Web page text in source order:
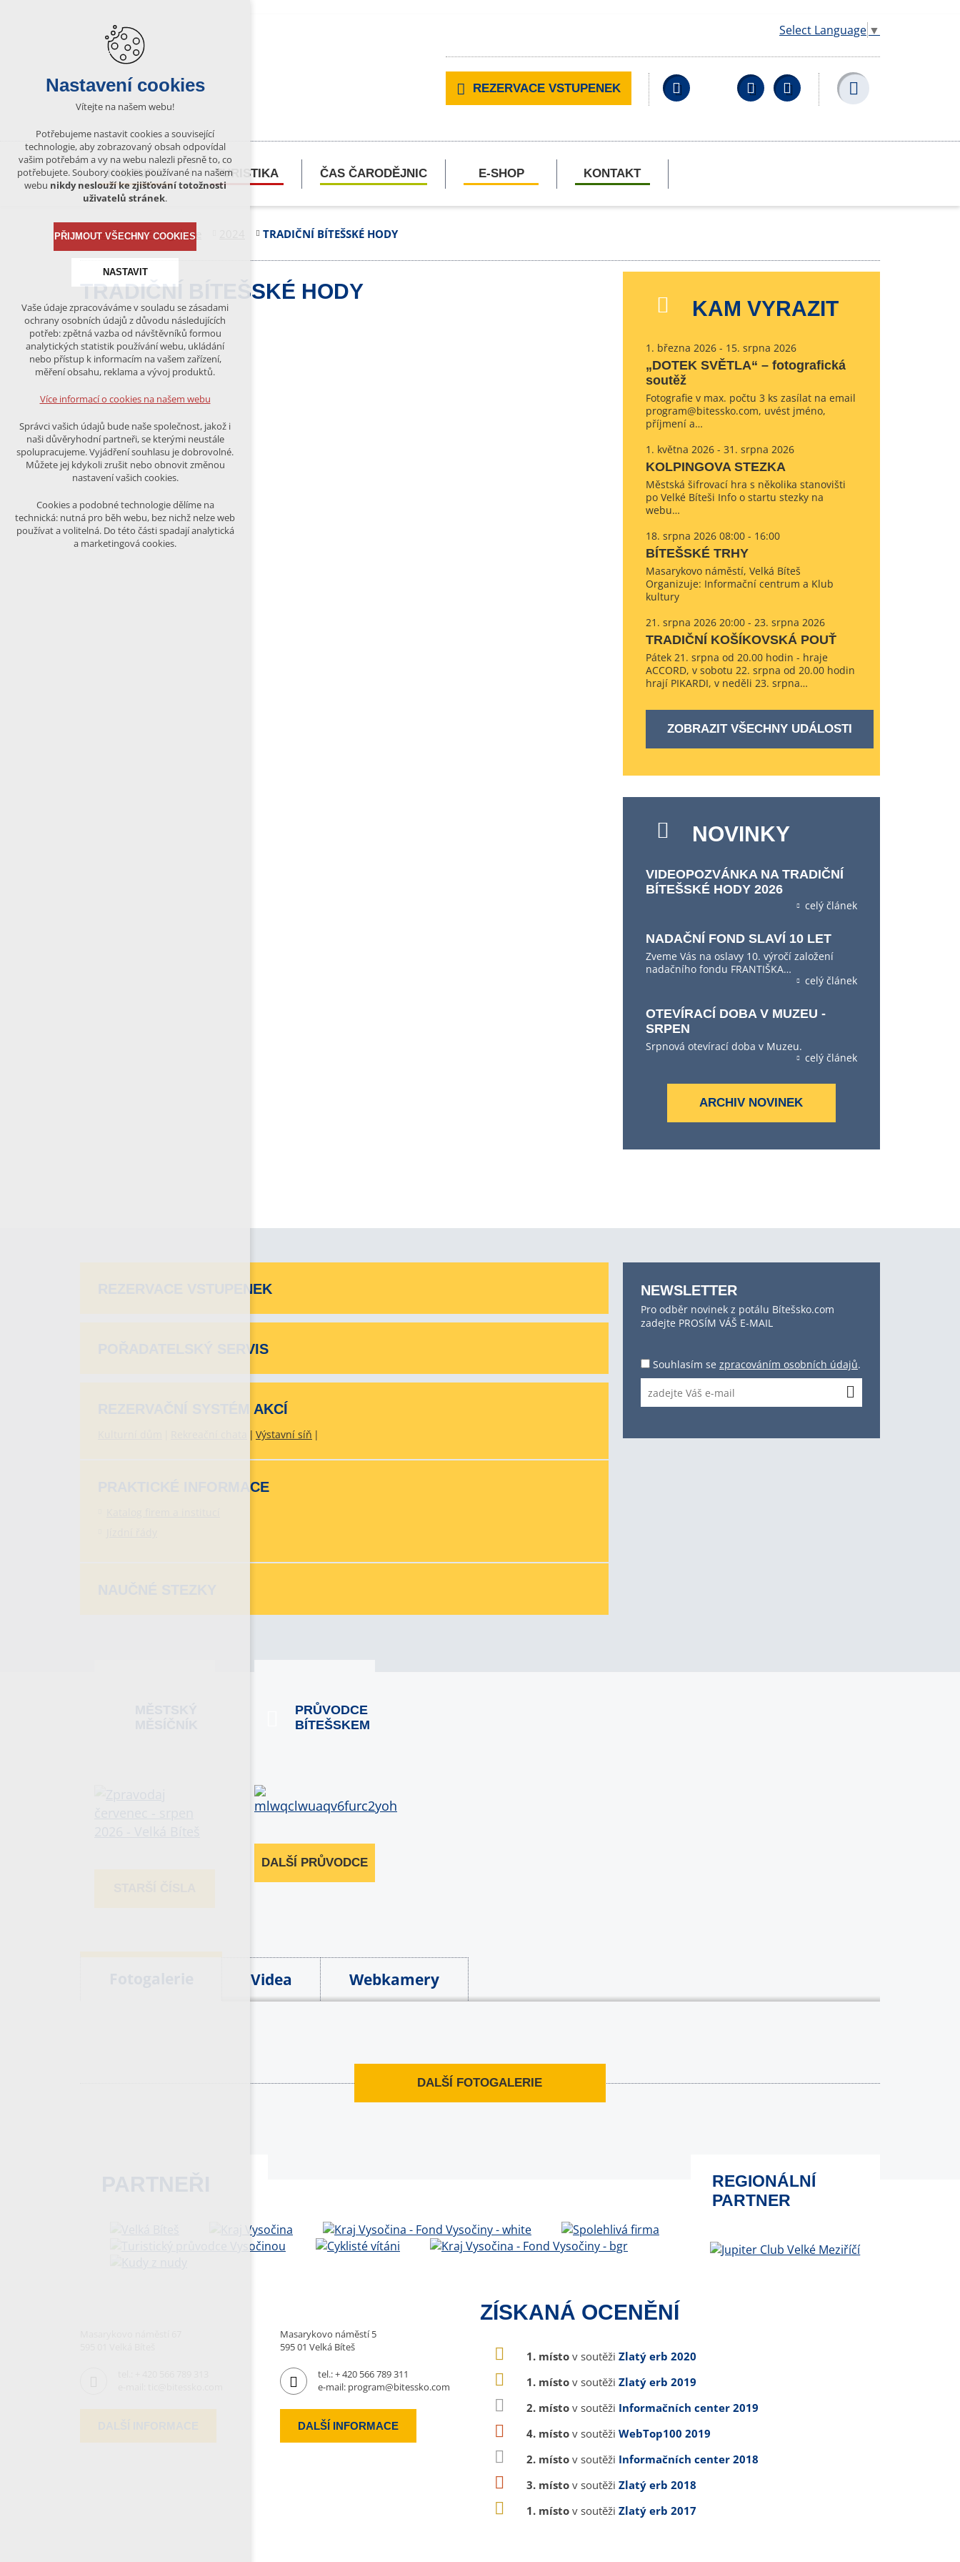
Select Language ▼
REZERVACE VSTUPENEK Facebook YouTubeWikipedia
KULTURA TURISTIKA ČAS ČARODĚJNIC E-SHOP KONTAKT
Bítešsko Fotogalerie TRADIČNÍ BÍTEŠSKÉ HODY
TRADIČNÍ BÍTEŠSKÉ HODY
KAM VYRAZIT
1. března 2026 - 15. srpna 2026
„DOTEK SVĚTLA“ – fotografická
soutěž
Fotografie v max. počtu 3 ks zasílat na email
program@bitessko.com, uvést jméno,
příjmení a…
1. května 2026 - 31. srpna 2026
KOLPINGOVA STEZKA
Městská šifrovací hra s několika stanovišti
po Velké Bíteši Info o startu stezky na
webu…
18. srpna 2026 08:00 - 16:00
BÍTEŠSKÉ TRHY
Masarykovo náměstí, Velká Bíteš
Organizuje: Informační centrum a Klub
kultury
21. srpna 2026 20:00 - 23. srpna 2026
TRADIČNÍ KOŠÍKOVSKÁ POUŤ
Pátek 21. srpna od 20.00 hodin - hraje
ACCORD, v sobotu 22. srpna od 20.00 hodin
hrají PIKARDI, v neděli 23. srpna…
ZOBRAZIT VŠECHNY UDÁLOSTI
NOVINKY
VIDEOPOZVÁNKA NA TRADIČNÍ
BÍTEŠSKÉ HODY 2026
celý článek
NADAČNÍ FOND SLAVÍ 10 LET
Zveme Vás na oslavy 10. výročí založení
nadačního fondu FRANTIŠKA…
celý článek
OTEVÍRACÍ DOBA V MUZEU -
SRPEN
Srpnová otevírací doba v Muzeu.
celý článek
ARCHIV NOVINEK
REZERVACE VSTUPENEK
POŘADATELSKÝ SERVIS
REZERVAČNÍ SYSTÉM AKCÍ
Výstavní síň
PRAKTICKÉ INFORMACE
NEWSLETTER
Pro odběr novinek z potálu Bítešsko.com
zadejte PROSÍM VÁŠ E-MAIL
Souhlasím se zpracováním osobních údajů.
PRŮVODCE
BÍTEŠSKEM
DALŠÍ PRŮVODCE
Videa Webkamery
DALŠÍ FOTOGALERIE
REGIONÁLNÍ
PARTNER
Masarykovo náměstí 5
595 01 Velká Bíteš
tel.:+ 420 566 789 311
e-mail: program@bitessko.com
DALŠÍ INFORMACE
ZÍSKANÁ OCENĚNÍ
1. místo v soutěži Zlatý erb 2020
1. místo v soutěži Zlatý erb 2019
2. místo v soutěži Informačních center 2019
4. místo v soutěži WebTop100 2019
2. místo v soutěži Informačních center 2018
3. místo v soutěži Zlatý erb 2018
1. místo v soutěži Zlatý erb 2017
Nastavení cookies
Vítejte na našem webu!
Potřebujeme nastavit cookies a související
technologie, aby zobrazovaný obsah odpovídal
vašim potřebám a vy na webu nalezli přesně to, co
potřebujete. Soubory cookies používané na našem
webu nikdy neslouží ke zjišťování totožnosti
uživatelů stránek.
PŘIJMOUT VŠECHNY COOKIES
NASTAVIT
Technická cookies
nutná pro provozování webu
udržení kontextu stránek (session):
případná přihlášení, volby jazyka, apod.
analytická pro anonymizované
vyhodnocení návštěvnosti
marketingová cookies (Google)
Více informací o cookies na našem webu
ODMÍTNOUT VŠE
Vaše údaje zpracováváme v souladu se zásadami
ochrany osobních údajů z důvodu následujících
potřeb: zpětná vazba od návštěvníků formou
analytických statistik používání webu, ukládání
nebo přístup k informacím na vašem zařízení,
měření obsahu, reklama a vývoj produktů.
Více informací o cookies na našem webu
Správci vašich údajů bude naše společnost, jakož i
naši důvěryhodní partneři, se kterými neustále
spolupracujeme. Vyjádření souhlasu je dobrovolné.
Můžete jej kdykoli zrušit nebo obnovit změnou
nastavení vašich cookies.
Cookies a podobné technologie dělíme na
technická: nutná pro běh webu, bez nichž nelze web
používat a volitelná. Do této části spadají analytická
a marketingová cookies.